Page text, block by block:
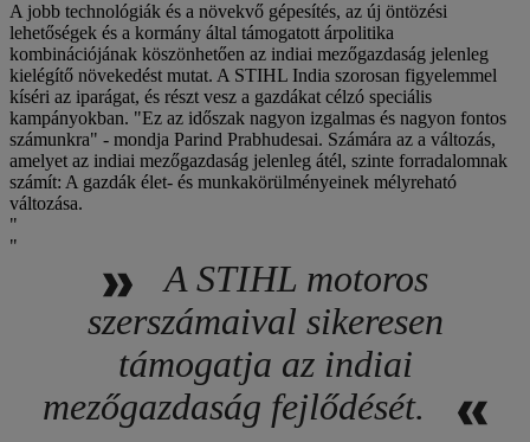
A jobb technológiák és a növekvő gépesítés, az új öntözési
lehetőségek és a kormány által támogatott árpolitika
kombinációjának köszönhetően az indiai mezőgazdaság jelenleg
kielégítő növekedést mutat. A STIHL India szorosan figyelemmel
kíséri az iparágat, és részt vesz a gazdákat célzó speciális
kampányokban. "Ez az időszak nagyon izgalmas és nagyon fontos
számunkra" - mondja Parind Prabhudesai. Számára az a változás,
amelyet az indiai mezőgazdaság jelenleg átél, szinte forradalomnak
számít: A gazdák élet- és munkakörülményeinek mélyreható
változása.
A STIHL motoros
szerszámaival sikeresen
támogatja az indiai
mezőgazdaság fejlődését.